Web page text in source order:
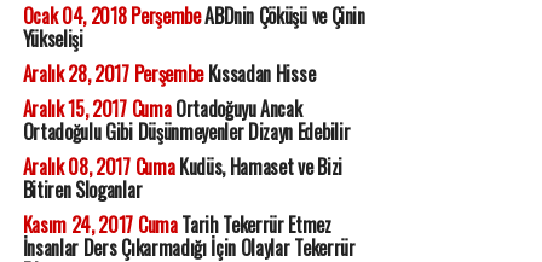
Ocak 04, 2018 PerşembeABDnin Çöküşü ve Çinin
Yükselişi
Aralık 28, 2017 PerşembeKıssadan Hisse
Aralık 15, 2017 CumaOrtadoğuyu Ancak
Ortadoğulu Gibi Düşünmeyenler Dizayn Edebilir
Aralık 08, 2017 CumaKudüs, Hamaset ve Bizi
Bitiren Sloganlar
Kasım 24, 2017 CumaTarih Tekerrür Etmez
İnsanlar Ders Çıkarmadığı İçin Olaylar Tekerrür